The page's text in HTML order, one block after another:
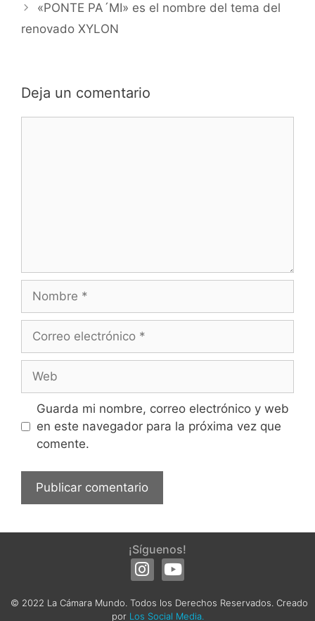
«PONTE PA´MI» es el nombre del tema del
renovado XYLON
Deja un comentario
Guarda mi nombre, correo electrónico y web
en este navegador para la próxima vez que
comente.
¡Síguenos!
© 2022 La Cámara Mundo. Todos los Derechos Reservados. Creado
por Los Social Media.